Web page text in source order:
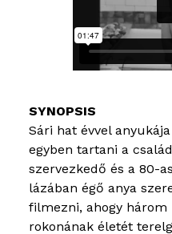
Sári hat évvel
egyben tartani a
szervezkedő és a 80-
lázában égő anya
filmezni, ahogy
rokonának életét